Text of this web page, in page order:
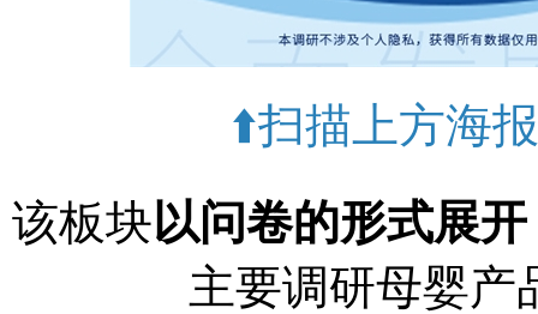
⬆️扫描上方海
该板块以问卷的形式展
主要调研母婴产